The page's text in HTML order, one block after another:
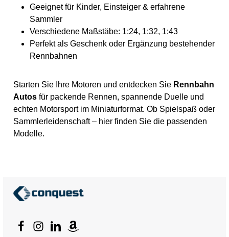
Nicht für Kinder unter 3
Jahren geeignet, da
werden können.
Erstickungsgefahr!
Geeignet für Kinder, Einsteiger & erfahrene
Sammler
Verschiedene Maßstäbe: 1:24, 1:32, 1:43
Perfekt als Geschenk oder Ergänzung bestehender
Rennbahnen
Starten Sie Ihre Motoren und entdecken Sie Rennbahn
Autos für packende Rennen, spannende Duelle und
echten Motorsport im Miniaturformat. Ob Spielspaß oder
Sammlerleidenschaft – hier finden Sie die passenden
Modelle.